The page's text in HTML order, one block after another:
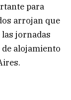
para
arrojan que
jornadas
alojamiento